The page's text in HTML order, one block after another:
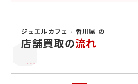
ジュエルカフェ - 香川県 の
店舗買取の流れ